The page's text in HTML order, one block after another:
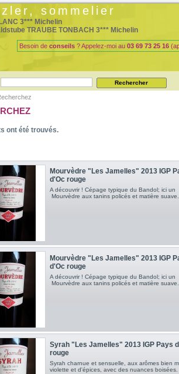
sommelier
3*** Michelin
TRAUBE TONBACH 3*** Michelin
Besoin de conseils ? Appelez-moi au 03 69 73 25 16
ont été trouvés.
Mourvèdre "Les Jamelles" 2013 IGP
d'Oc rouge
A découvrir ! Cépage typique du Bandol; ici un
Mourvèdre aux tanins policés et matière suave.
Mourvèdre "Les Jamelles" 2013 IGP
d'Oc rouge
A découvrir ! Cépage typique du Bandol; ici un
Mourvèdre aux tanins policés et matière suave.
Syrah "Les Jamelles" 2013 IGP Pays
rouge
Syrah charnue et sensuelle, aux arômes bien
violette et d'épices, avec des nuances boisées.